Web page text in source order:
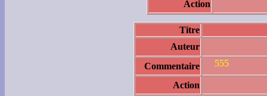
Action
Titre
Auteur
Commentaire
555
Action